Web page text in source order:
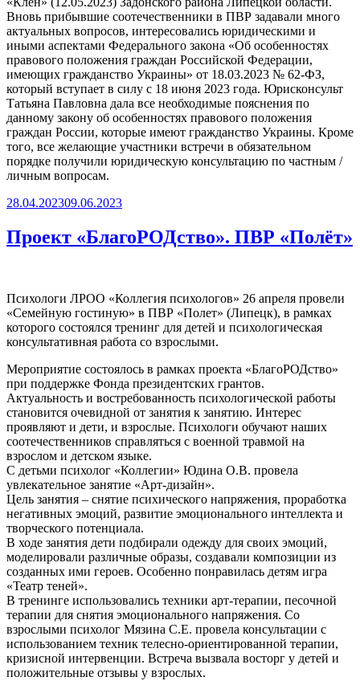
Вновь прибывшие соотечественники в ПВР задавали много
актуальных вопросов, интересовались юридическими и
иными аспектами Федерального закона «Об особенностях
правового положения граждан Российской Федерации,
имеющих гражданство Украины» от 18.03.2023 № 62-ФЗ,
который вступает в силу с 18 июня 2023 года. Юрисконсульт
Татьяна Павловна дала все необходимые пояснения по
данному закону об особенностях правового положения
граждан России, которые имеют гражданство Украины. Кроме
того, все желающие участники встречи в обязательном
порядке получили юридическую консультацию по частным /
личным вопросам.
Опубликовано
28.04.202309.06.2023
Проект «БлагоРОДство». ПВР «Полёт»
Психологи ЛРОО «Коллегия психологов» 26 апреля провели
«Семейную гостиную» в ПВР «Полет» (Липецк), в рамках
которого состоялся тренинг для детей и психологическая
консультативная работа со взрослыми.
Мероприятие состоялось в рамках проекта «БлагоРОДство»
при поддержке Фонда президентских грантов.
Актуальность и востребованность психологической работы
становится очевидной от занятия к занятию. Интерес
проявляют и дети, и взрослые. Психологи обучают наших
соотечественников справляться с военной травмой на
взрослом и детском языке.
С детьми психолог «Коллегии» Юдина О.В. провела
увлекательное занятие «Арт-дизайн».
Цель занятия – снятие психического напряжения, проработка
негативных эмоций, развитие эмоционального интеллекта и
творческого потенциала.
В ходе занятия дети подбирали одежду для своих эмоций,
моделировали различные образы, создавали композиции из
созданных ими героев. Особенно понравилась детям игра
«Театр теней».
В тренинге использовались техники арт-терапии, песочной
терапии для снятия эмоционального напряжения. Со
взрослыми психолог Мязина С.Е. провела консультации с
использованием техник телесно-ориентированной терапии,
кризисной интервенции. Встреча вызвала восторг у детей и
положительные отзывы у взрослых.